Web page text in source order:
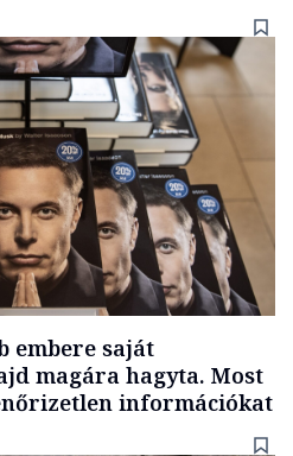
embere saját
magára hagyta. Most
információkat